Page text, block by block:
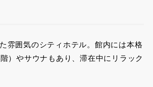
雰囲気のシティホテル。館内には本格
）やサウナもあり、滞在中にリラック